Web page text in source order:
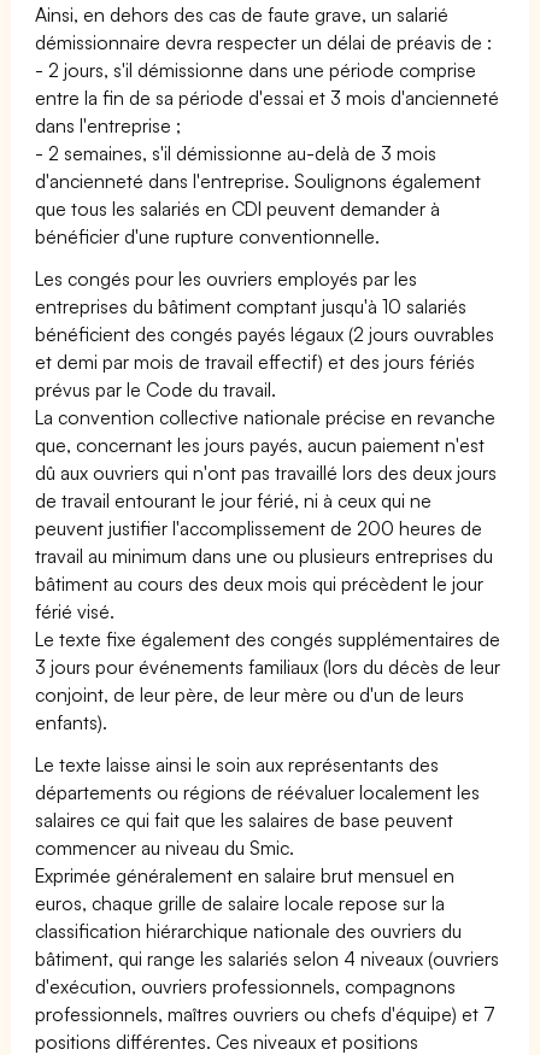
Ainsi, en dehors des cas de faute grave, un salarié
démissionnaire devra respecter un délai de préavis de :
- 2 jours, s'il démissionne dans une période comprise
entre la fin de sa période d'essai et 3 mois d'ancienneté
dans l'entreprise ;
- 2 semaines, s'il démissionne au-delà de 3 mois
d'ancienneté dans l'entreprise. Soulignons également
que tous les salariés en CDI peuvent demander à
bénéficier d'une rupture conventionnelle.
Les congés pour les ouvriers employés par les
entreprises du bâtiment comptant jusqu'à 10 salariés
bénéficient des congés payés légaux (2 jours ouvrables
et demi par mois de travail effectif) et des jours fériés
prévus par le Code du travail.
La convention collective nationale précise en revanche
que, concernant les jours payés, aucun paiement n'est
dû aux ouvriers qui n'ont pas travaillé lors des deux jours
de travail entourant le jour férié, ni à ceux qui ne
peuvent justifier l'accomplissement de 200 heures de
travail au minimum dans une ou plusieurs entreprises du
bâtiment au cours des deux mois qui précèdent le jour
férié visé.
Le texte fixe également des congés supplémentaires de
3 jours pour événements familiaux (lors du décès de leur
conjoint, de leur père, de leur mère ou d'un de leurs
enfants).
Le texte laisse ainsi le soin aux représentants des
départements ou régions de réévaluer localement les
salaires ce qui fait que les salaires de base peuvent
commencer au niveau du Smic.
Exprimée généralement en salaire brut mensuel en
euros, chaque grille de salaire locale repose sur la
classification hiérarchique nationale des ouvriers du
bâtiment, qui range les salariés selon 4 niveaux (ouvriers
d'exécution, ouvriers professionnels, compagnons
professionnels, maîtres ouvriers ou chefs d'équipe) et 7
positions différentes. Ces niveaux et positions